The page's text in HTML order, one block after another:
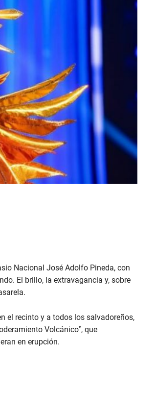
Nacional José Adolfo Pineda, con
El brillo, la extravagancia y, sobre
el recinto y a todos los salvadoreños,
Volcánico”, que
en erupción.